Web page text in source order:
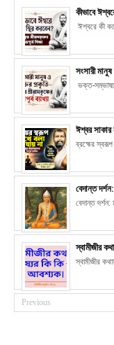
কীভাবে
ঈশ্বরে কী
সংসারী
ভক্ত-
ঈশ্বর সাকার
ব্রহ্মের
বেদান্ত
বেদান্ত
স্বামীজীর
স্বামীজীর
Previous